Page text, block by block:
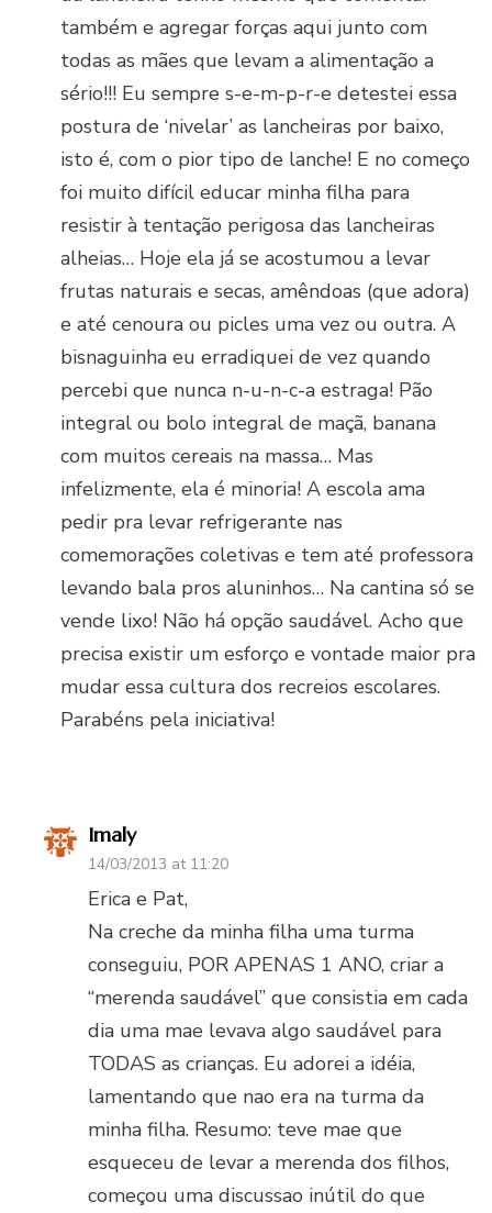
também e agregar forças aqui junto com
todas as mães que levam a alimentação a
sério!!! Eu sempre s-e-m-p-r-e detestei essa
postura de ‘nivelar’ as lancheiras por baixo,
isto é, com o pior tipo de lanche! E no começo
foi muito difícil educar minha filha para
resistir à tentação perigosa das lancheiras
alheias… Hoje ela já se acostumou a levar
frutas naturais e secas, amêndoas (que adora)
e até cenoura ou picles uma vez ou outra. A
bisnaguinha eu erradiquei de vez quando
percebi que nunca n-u-n-c-a estraga! Pão
integral ou bolo integral de maçã, banana
com muitos cereais na massa… Mas
infelizmente, ela é minoria! A escola ama
pedir pra levar refrigerante nas
comemorações coletivas e tem até professora
levando bala pros aluninhos… Na cantina só se
vende lixo! Não há opção saudável. Acho que
precisa existir um esforço e vontade maior pra
mudar essa cultura dos recreios escolares.
Parabéns pela iniciativa!
Imaly
14/03/2013 at 11:20
Erica e Pat,
Na creche da minha filha uma turma
conseguiu, POR APENAS 1 ANO, criar a
“merenda saudável” que consistia em cada
dia uma mae levava algo saudável para
TODAS as crianças. Eu adorei a idéia,
lamentando que nao era na turma da
minha filha. Resumo: teve mae que
esqueceu de levar a merenda dos filhos,
começou uma discussao inútil do que